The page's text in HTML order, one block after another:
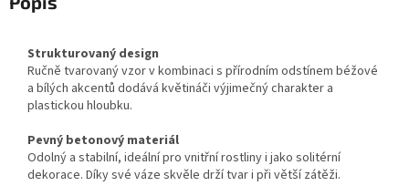
Strukturovaný design
Ručně tvarovaný vzor v kombinaci s přírodním odstínem béžové
a bílých akcentů dodává květináči výjimečný charakter a
plastickou hloubku.
Pevný betonový materiál
Odolný a stabilní, ideální pro vnitřní rostliny i jako solitérní
dekorace. Díky své váze skvěle drží tvar i při větší zátěži.